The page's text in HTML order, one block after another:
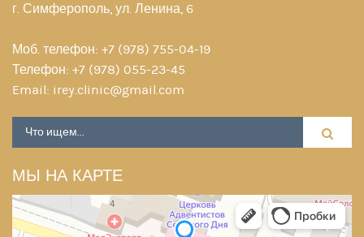
г. Симферополь, ул. Ленина, 6
Моб. телефон: +7 (978) 755-04-19
Телефон: +7 (978) 055-23-45
Email: irey.clinic@gmail.com
МЫ НА КАРТЕ